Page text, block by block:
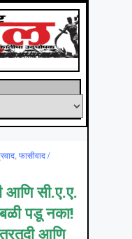
, फासीवाद /
सी.ए.ए.
पडू नका!
आणि